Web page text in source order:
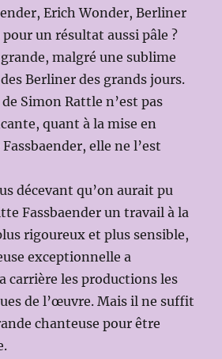
Erich Wonder, Berliner
un résultat aussi pâle ?
malgré une sublime
Berliner des grands jours.
Simon Rattle n’est pas
quant à la mise en
elle ne l’est
décevant qu’on aurait pu
Fassbaender un travail à la
rigoureux et plus sensible,
exceptionnelle a
carrière les productions les
de l’œuvre. Mais il ne suffit
chanteuse pour être